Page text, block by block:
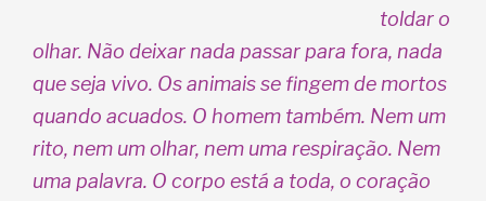
toldar o
olhar. Não deixar nada passar para fora, nada
que seja vivo. Os animais se fingem de mortos
quando acuados. O homem também. Nem um
rito, nem um olhar, nem uma respiração. Nem
uma palavra. O corpo está a toda, o coração